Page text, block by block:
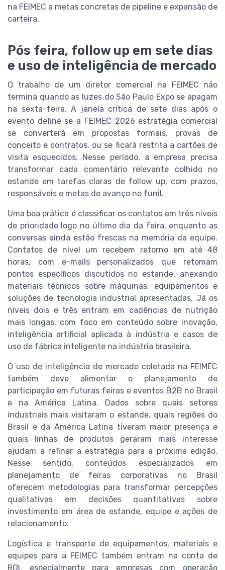
na FEIMEC a metas concretas de pipeline e expansão de
carteira.
Pós feira, follow up em sete dias
e uso de inteligência de mercado
O trabalho de um diretor comercial na FEIMEC não
termina quando as luzes do São Paulo Expo se apagam
na sexta-feira. A janela crítica de sete dias após o
evento define se a FEIMEC 2026 estratégia comercial
se converterá em propostas formais, provas de
conceito e contratos, ou se ficará restrita a cartões de
visita esquecidos. Nesse período, a empresa precisa
transformar cada comentário relevante colhido no
estande em tarefas claras de follow up, com prazos,
responsáveis e metas de avanço no funil.
Uma boa prática é classificar os contatos em três níveis
de prioridade logo no último dia da feira, enquanto as
conversas ainda estão frescas na memória da equipe.
Contatos de nível um recebem retorno em até 48
horas, com e-mails personalizados que retomam
pontos específicos discutidos no estande, anexando
materiais técnicos sobre máquinas, equipamentos e
soluções de tecnologia industrial apresentadas. Já os
níveis dois e três entram em cadências de nutrição
mais longas, com foco em conteúdo sobre inovação,
inteligência artificial aplicada à indústria e casos de
uso de fábrica inteligente na indústria brasileira.
O uso de inteligência de mercado coletada na FEIMEC
também deve alimentar o planejamento de
participação em futuras feiras e eventos B2B no Brasil
e na América Latina. Dados sobre quais setores
industriais mais visitaram o estande, quais regiões do
Brasil e da América Latina tiveram maior presença e
quais linhas de produtos geraram mais interesse
ajudam a refinar a estratégia para a próxima edição.
Nesse sentido, conteúdos especializados em
planejamento de feiras corporativas no Brasil
oferecem metodologias para transformar percepções
qualitativas em decisões quantitativas sobre
investimento em área de estande, equipe e ações de
relacionamento.
Logística e transporte de equipamentos, materiais e
equipes para a FEIMEC também entram na conta de
ROI, especialmente para empresas com operação